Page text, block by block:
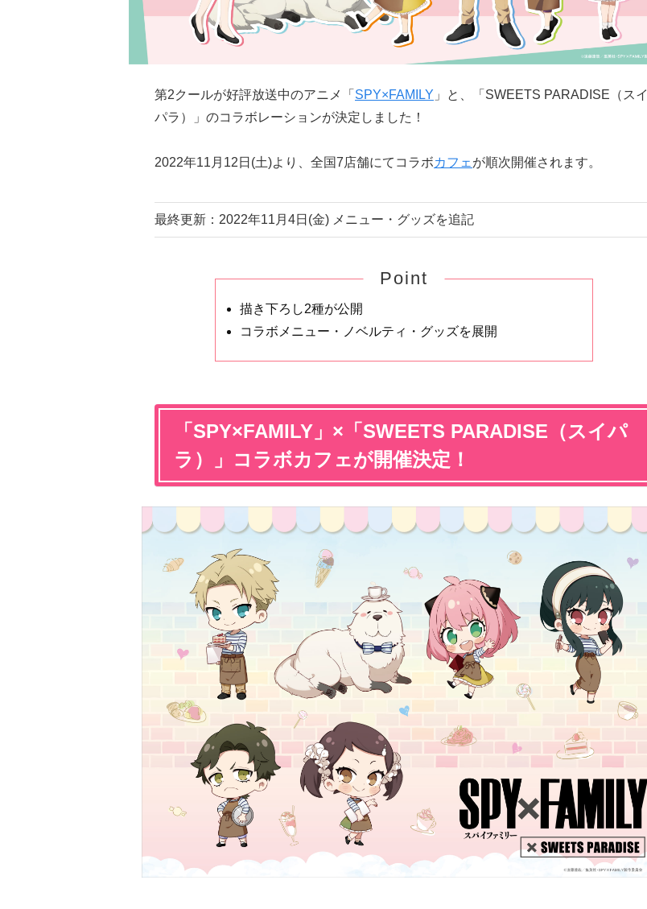
第2クールが好評放送中のアニメ「 SPY×FAMILY 」と、「SWEETS PARADISE（スイ
パラ）」のコラボレーションが決定しました！
2022年11月12日(土)より、全国7店舗にてコラボカフェ が順次開催されます。
最終更新：2022年11月4日(金) メニュー・グッズを追記
Point
描き下ろし2種が公開
コラボメニュー・ノベルティ・グッズを展開
「SPY×FAMILY」×「SWEETS PARADISE（スイパ
ラ）」コラボカフェが開催決定！